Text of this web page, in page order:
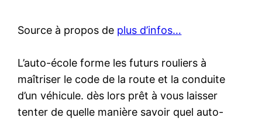
Source à propos de plus d’infos…
L’auto-école forme les futurs rouliers à
maîtriser le code de la route et la conduite
d’un véhicule. dès lors prêt à vous laisser
tenter de quelle manière savoir quel auto-